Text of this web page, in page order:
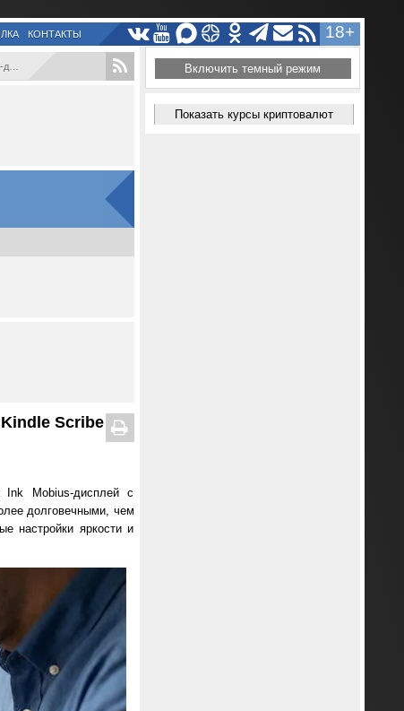
18+
КОНТАКТЫ
Scribe
Mobius-дисплей с
долговечными, чем
настройки яркости и
Включить темный режим
Показать курсы криптовалют